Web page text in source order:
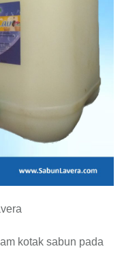
kotak sabun pada